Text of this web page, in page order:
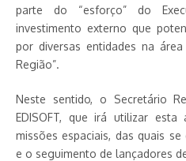
parte do “esforço” do
investimento externo que
por diversas entidades na
Região”.
Neste sentido, o Secretário
EDISOFT, que irá utilizar
missões espaciais, das quais
e o seguimento de lançadores